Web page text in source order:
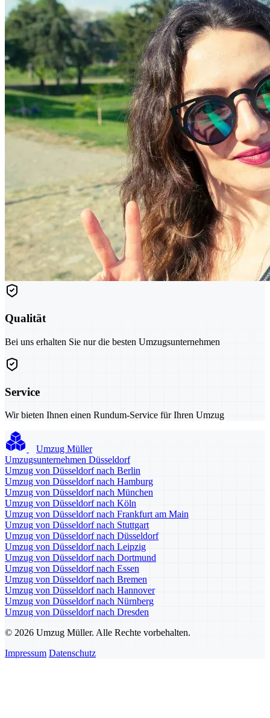
Qualität
Bei uns erhalten Sie nur die besten Umzugsunternehmen
Service
Wir bieten Ihnen einen Rundum-Service für Ihren Umzug
Umzug Müller
Umzugsunternehmen Düsseldorf
Umzug von Düsseldorf nach Berlin
Umzug von Düsseldorf nach Hamburg
Umzug von Düsseldorf nach München
Umzug von Düsseldorf nach Köln
Umzug von Düsseldorf nach Frankfurt am Main
Umzug von Düsseldorf nach Stuttgart
Umzug von Düsseldorf nach Düsseldorf
Umzug von Düsseldorf nach Leipzig
Umzug von Düsseldorf nach Dortmund
Umzug von Düsseldorf nach Essen
Umzug von Düsseldorf nach Bremen
Umzug von Düsseldorf nach Hannover
Umzug von Düsseldorf nach Nürnberg
Umzug von Düsseldorf nach Dresden
© 2026 Umzug Müller. Alle Rechte vorbehalten.
Impressum Datenschutz